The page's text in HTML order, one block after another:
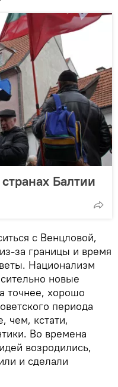
Балтии
с Венцловой,
за границы и время
Национализм
новые
точнее, хорошо
периода
чем, кстати,
Во времена
возродились,
и сделали